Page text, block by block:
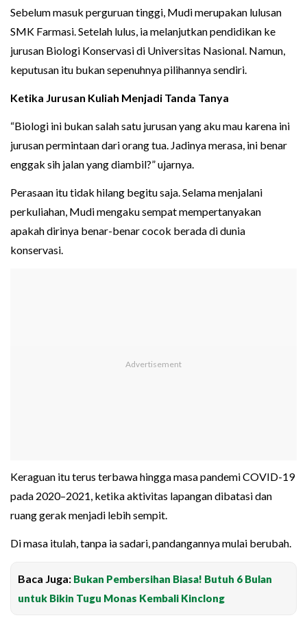
Sebelum masuk perguruan tinggi, Mudi merupakan lulusan
SMK Farmasi. Setelah lulus, ia melanjutkan pendidikan ke
jurusan Biologi Konservasi di Universitas Nasional. Namun,
keputusan itu bukan sepenuhnya pilihannya sendiri.
Ketika Jurusan Kuliah Menjadi Tanda Tanya
“Biologi ini bukan salah satu jurusan yang aku mau karena ini
jurusan permintaan dari orang tua. Jadinya merasa, ini benar
enggak sih jalan yang diambil?” ujarnya.
Perasaan itu tidak hilang begitu saja. Selama menjalani
perkuliahan, Mudi mengaku sempat mempertanyakan
apakah dirinya benar-benar cocok berada di dunia
konservasi.
Keraguan itu terus terbawa hingga masa pandemi COVID-19
pada 2020–2021, ketika aktivitas lapangan dibatasi dan
ruang gerak menjadi lebih sempit.
Di masa itulah, tanpa ia sadari, pandangannya mulai berubah.
Baca Juga: Bukan Pembersihan Biasa! Butuh 6 Bulan
untuk Bikin Tugu Monas Kembali Kinclong